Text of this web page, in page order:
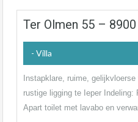
Ter Olmen 55 –
- Villa
Instapklare, ruime,
rustige ligging te Ieper
Apart toilet met lavabo en